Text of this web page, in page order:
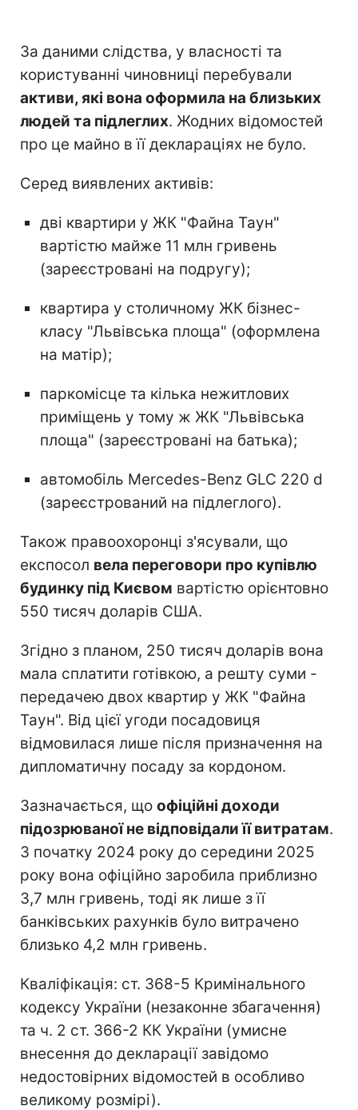
За даними слідства, у власності та
користуванні чиновниці перебували
активи, які вона оформила на близьких
людей та підлеглих. Жодних відомостей
про це майно в її деклараціях не було.
Серед виявлених активів:
дві квартири у ЖК "Файна Таун"
вартістю майже 11 млн гривень
(зареєстровані на подругу);
квартира у столичному ЖК бізнес-
класу "Львівська площа" (оформлена
на матір);
паркомісце та кілька нежитлових
приміщень у тому ж ЖК "Львівська
площа" (зареєстровані на батька);
автомобіль Mercedes-Benz GLC 220 d
(зареєстрований на підлеглого).
Також правоохоронці з'ясували, що
експосол вела переговори про купівлю
будинку під Києвом вартістю орієнтовно
550 тисяч доларів США.
Згідно з планом, 250 тисяч доларів вона
мала сплатити готівкою, а решту суми -
передачею двох квартир у ЖК "Файна
Таун". Від цієї угоди посадовиця
відмовилася лише після призначення на
дипломатичну посаду за кордоном.
Зазначається, що офіційні доходи
підозрюваної не відповідали її витратам.
З початку 2024 року до середини 2025
року вона офіційно заробила приблизно
3,7 млн гривень, тоді як лише з її
банківських рахунків було витрачено
близько 4,2 млн гривень.
Кваліфікація: ст. 368-5 Кримінального
кодексу України (незаконне збагачення)
та ч. 2 ст. 366-2 КК України (умисне
внесення до декларації завідомо
недостовірних відомостей в особливо
великому розмірі).